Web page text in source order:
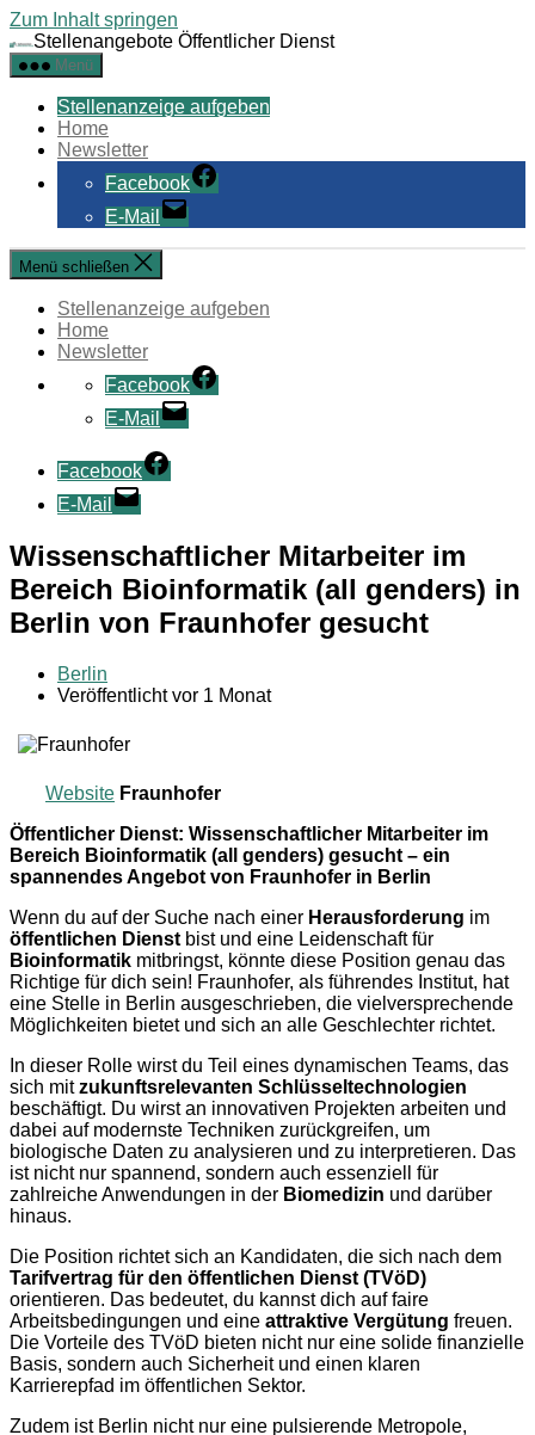
Zum Inhalt springen
Stellenangebote Öffentlicher Dienst
Menü
Stellenanzeige aufgeben
Home
Newsletter
Facebook
E-Mail
Menü schließen
Stellenanzeige aufgeben
Home
Newsletter
Facebook
E-Mail
Facebook
E-Mail
Wissenschaftlicher Mitarbeiter im
Bereich Bioinformatik (all genders) in
Berlin von Fraunhofer gesucht
Berlin
Veröffentlicht vor 1 Monat
Website Fraunhofer
Öffentlicher Dienst: Wissenschaftlicher Mitarbeiter im
Bereich Bioinformatik (all genders) gesucht – ein
spannendes Angebot von Fraunhofer in Berlin
Wenn du auf der Suche nach einer Herausforderung im
öffentlichen Dienst bist und eine Leidenschaft für
Bioinformatik mitbringst, könnte diese Position genau das
Richtige für dich sein! Fraunhofer, als führendes Institut, hat
eine Stelle in Berlin ausgeschrieben, die vielversprechende
Möglichkeiten bietet und sich an alle Geschlechter richtet.
In dieser Rolle wirst du Teil eines dynamischen Teams, das
sich mitzukunftsrelevanten Schlüsseltechnologien
beschäftigt. Du wirst an innovativen Projekten arbeiten und
dabei auf modernste Techniken zurückgreifen, um
biologische Daten zu analysieren und zu interpretieren. Das
ist nicht nur spannend, sondern auch essenziell für
zahlreiche Anwendungen in der Biomedizin und darüber
hinaus.
Die Position richtet sich an Kandidaten, die sich nach dem
Tarifvertrag für den öffentlichen Dienst (TVöD)
orientieren. Das bedeutet, du kannst dich auf faire
Arbeitsbedingungen und eine attraktive Vergütung freuen.
Die Vorteile des TVöD bieten nicht nur eine solide finanzielle
Basis, sondern auch Sicherheit und einen klaren
Karrierepfad im öffentlichen Sektor.
Zudem ist Berlin nicht nur eine pulsierende Metropole,